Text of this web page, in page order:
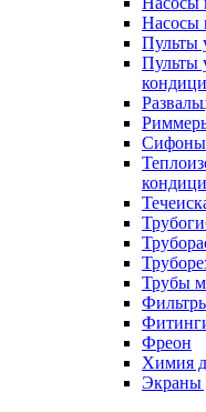
Насосы
Пульты
Пульты
Сифоны
Трубы
Фреон
Химия
Экраны